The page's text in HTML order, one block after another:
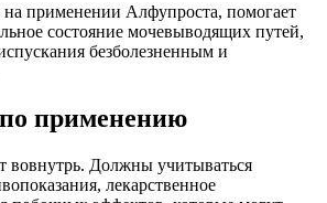
на применении Алфупроста, помогает
состояние мочевыводящих путей,
безболезненным и
применению
вовнутрь. Должны учитываться
лекарственное